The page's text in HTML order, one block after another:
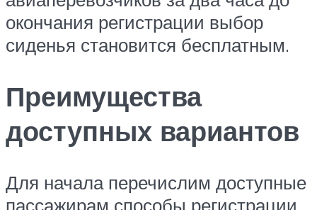
окончания регистрации выбор
сиденья становится бесплатным.
Преимущества
доступных вариантов
Для начала перечислим доступные
пассажирам способы регистрации